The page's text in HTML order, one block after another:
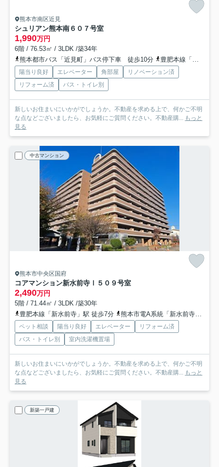
熊本市南区近見
シュリアン熊本南６０７号室
1,990万円
6階 / 76.53㎡ / 3LDK /築34年
熊本都市バス「近見町」バス停下車 徒歩10分
豊肥本線「平成」駅 徒歩38分
陽当り良好 エレベーター 角部屋
リノベーション済
リフォーム済
バス・トイレ別
新しいお住まいにいかがでしょうか。不動産を求める上で、何かご不明
な点などございましたら、お気軽にご質問ください。不動産購... もっと
見る
中古マンション
熊本市中央区国府
コアマンション新水前寺Ⅰ ５０９号室
2,490万円
5階 / 71.44㎡ / 3LDK /築30年
豊肥本線「新水前寺」駅 徒歩7分
熊本市電A系統「新水前寺駅前」駅 徒歩8分
ペット相談 陽当り良好 エレベーター
リフォーム済
バス・トイレ別
室内洗濯機置場
新しいお住まいにいかがでしょうか。不動産を求める上で、何かご不明
な点などございましたら、お気軽にご質問ください。不動産購... もっと
見る
新築一戸建